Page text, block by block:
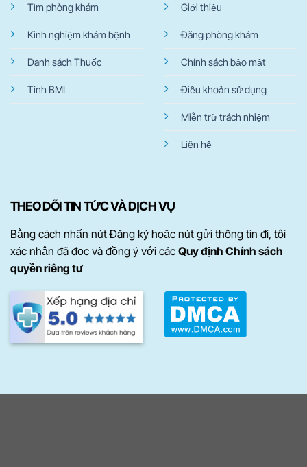
Tìm phòng khám
Kinh nghiệm khám bệnh
Danh sách Thuốc
Tính BMI
Giới thiệu
Đăng phòng khám
Chính sách bảo mật
Điều khoản sử dụng
Miễn trừ trách nhiệm
Liên hệ
THEO DÕI TIN TỨC VÀ DỊCH VỤ
Bằng cách nhấn nút Đăng ký hoặc nút gửi thông tin đi, tôi
xác nhận đã đọc và đồng ý với các Quy định Chính sách
quyền riêng tư